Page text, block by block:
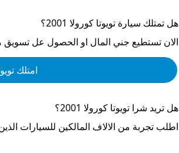
هل تمتلك سيارة تويوتا كورولا 2001
؟
الان تستطيع جني المال او الحصول عل تسويق
امتلك
هل تريد شرا تويوتا كورولا 2001
؟
اطلب تجربة من الالاف المالكين للسيارات